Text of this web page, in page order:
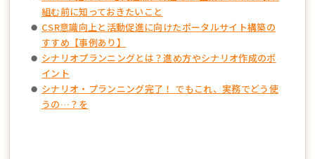
組む前に知っておきたいこと
CSR意識向上と活動促進に向けたポータルサイト構築の
すすめ【事例あり】
シナリオプランニングとは？進め方やシナリオ作成のポ
イント
シナリオ・プランニング完了！ でもこれ、実務でどう使
うの…？を